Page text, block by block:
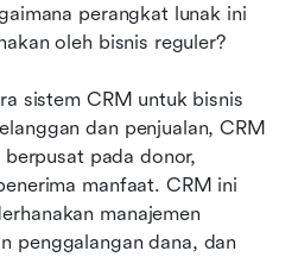
perangkat lunak ini
oleh bisnis reguler?
sistem CRM untuk bisnis
dan penjualan, CRM
pada donor,
manfaat. CRM ini
manajemen
penggalangan dana, dan